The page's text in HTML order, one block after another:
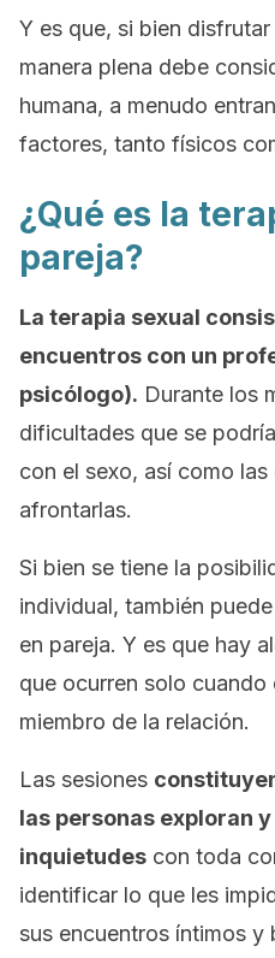
Y es que, si bien
manera plena debe
humana, a menudo
factores, tanto físicos
¿Qué es la
pareja?
La terapia sexual
encuentros con un
psicólogo). Durante los
dificultades que se
con el sexo, así como
afrontarlas.
Si bien se tiene la
individual, también
en pareja. Y es que hay
que ocurren solo
miembro de la relación.
Las sesiones
las personas exploran
inquietudes con toda
identificar lo que les
sus encuentros íntimos y